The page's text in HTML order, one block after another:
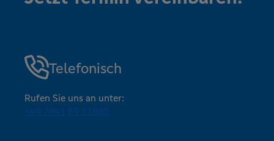
Telefonisch
Rufen Sie uns an unter:
+49 7841 69 11880